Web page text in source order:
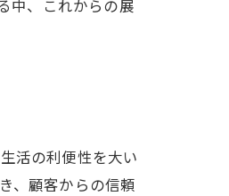
中、これからの展
活の利便性を大い
、顧客からの信頼